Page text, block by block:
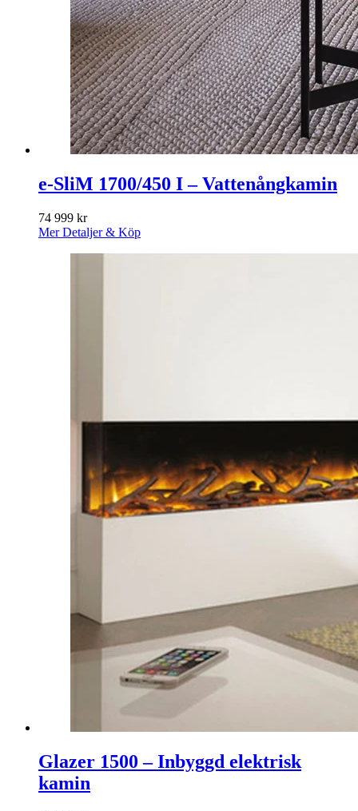
e-SliM 1700/450 I – Vattenångkamin
74 999 kr
Mer Detaljer & Köp
Glazer 1500 – Inbyggd elektrisk
kamin